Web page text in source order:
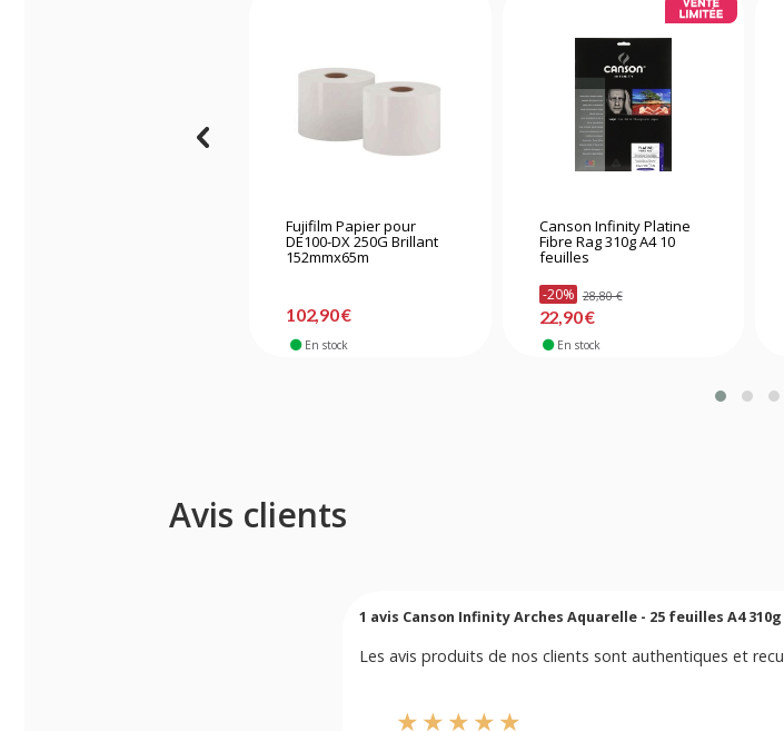
Fujifilm Papier pour
DE100-DX 250G Brillant
152mmx65m
102,90 €
En stock
Canson Infinity Platine
Fibre Rag 310g A4 10
feuilles
-20% 28,80 €
22,90 €
En stock
Avis clients
1 avis Canson Infinity Arches Aquarelle - 25 feuilles A4
Les avis produits de nos clients sont authentiques et